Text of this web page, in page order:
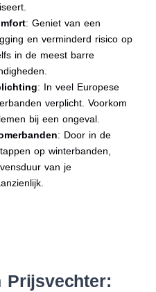
: Geniet van een
en verminderd risico op
in de meest barre
: In veel Europese
verplicht. Voorkom
bij een ongeval.
: Door in de
op winterbanden,
van je
Prijsvechter: